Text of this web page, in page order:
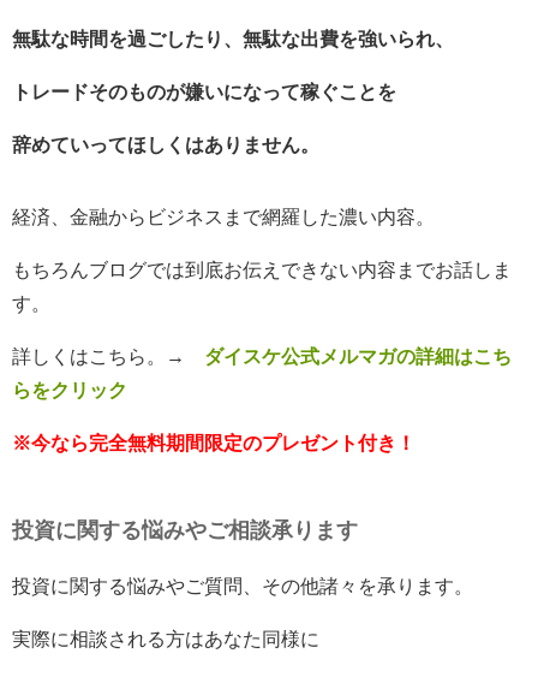
無駄な時間を過ごしたり、無駄な出費を強いられ、
トレードそのものが嫌いになって稼ぐことを
辞めていってほしくはありません。
経済、金融からビジネスまで網羅した濃い内容。
もちろんブログでは到底お伝えできない内容までお話しま
す。
詳しくはこちら。 → ダイスケ公式メルマガの詳細はこち
らをクリック
※今なら完全無料期間限定のプレゼント付き！
投資に関する悩みやご相談承ります
投資に関する悩みやご質問、その他諸々を承ります。
実際に相談される方はあなた同様に